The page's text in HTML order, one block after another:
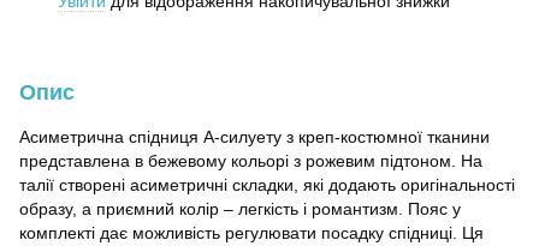
Опис
Асиметрична спідниця А-силуету з креп-костюмної тканини
представлена в бежевому кольорі з рожевим підтоном. На
талії створені асиметричні складки, які додають оригінальності
образу, а приємний колір – легкість і романтизм. Пояс у
комплекті дає можливість регулювати посадку спідниці. Ця